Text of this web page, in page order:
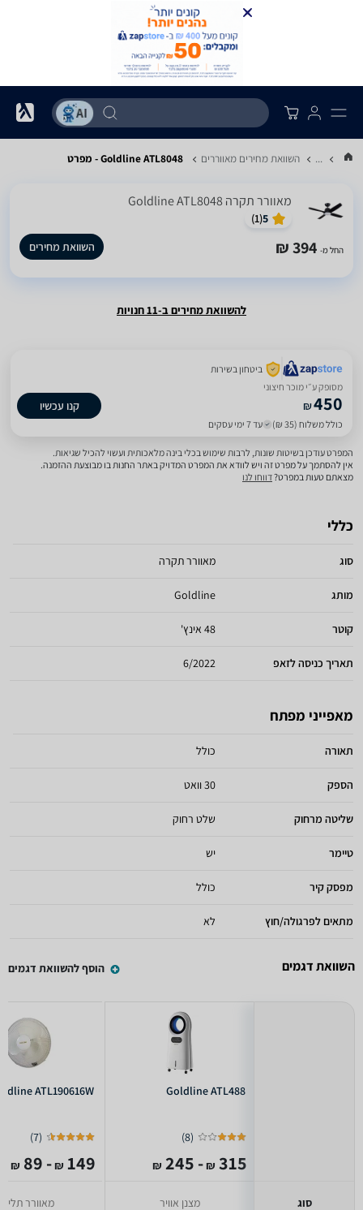
... השוואת מחירים מאווררים Goldline ATL8048 - מפרט
‏מאוורר תקרה Goldline ATL8048
5
(
1
)
החל מ- 394 ₪ השוואת מחירים
להשוואת מחירים ב-11 חנויות
ביטחון בשירות
מסופק ע״י מוכר חיצוני
₪450
כולל משלוח (35 ₪) עד 7 ימי עסקים
קנו עכשיו
המפרט עודכן בשיטות שונות, לרבות שימוש בכלי בינה מלאכותית ועשוי להכיל שגיאות.
אין להסתמך על מפרט זה ויש לוודא את המפרט המדויק באתר החנות בו מבוצעת ההזמנה.
מצאתם טעות במפרט?דווחו לנו
כללי
סוג מאוורר תקרה
מותג Goldline
קוטר 48 אינץ'
תאריך כניסה לזאפ 6/2022
מאפייני מפתח
תאורה כולל
הספק 30 וואט
שליטה מרחוק שלט רחוק
טיימר יש
מפסק קיר כולל
מתאים לפרגולה/חוץ לא
השוואת דגמים הוסף להשוואת דגמים
סוג
Goldline ATL488
(
8
)
315
₪
- 245
₪
מצנן אוויר
ATL190616W
(
7
)
149
₪
- 89
₪
מאוורר תליה